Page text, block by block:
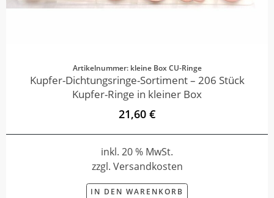
Artikelnummer: kleine Box CU-Ringe
Kupfer-Dichtungsringe-Sortiment – 206 Stück
Kupfer-Ringe in kleiner Box
21,60 €
inkl. 20 % MwSt.
zzgl. Versandkosten
IN DEN WARENKORB